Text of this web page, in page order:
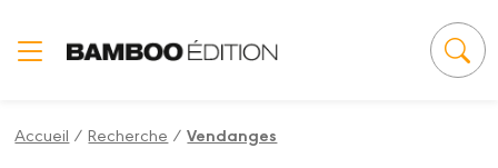
Accueil /Recherche /Vendanges